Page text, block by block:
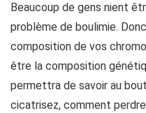
Beaucoup de gens nient
problème de boulimie.
composition de vos
être la composition
permettra de savoir au
cicatrisez, comment